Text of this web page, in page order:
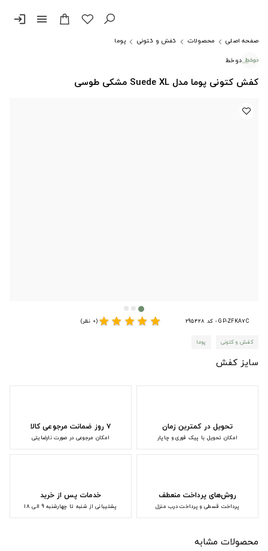
menu
login
صفحه اصلی محصولات کفش و کتونی
پوما
دوخط
کفش کتونی پوما مدل Suede XL مشکی طوسی
GP-ZFKA7C - کد 295428 star
star
star
star
star(0 نظر)
کفش و کتونی پوما
سایز کفش
تحویل در کمترین زمان
امکان تحویل با پیک فوری و چاپار
۷ روز ضمانت مرجوعی کالا
امکان مرجوعی در صورت نارضایتی
روش‌های پرداخت منعطف
پرداخت قسطی و پرداخت درب منزل
خدمات پس از خرید
پشتیبانی از شنبه تا چهارشنبه 9 الی 18
محصولات مشابه